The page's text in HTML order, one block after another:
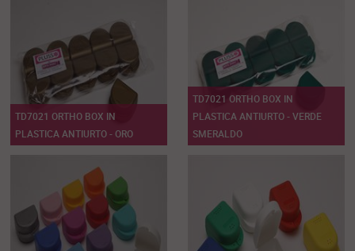
TD7021 ORTHO BOX IN
PLASTICA ANTIURTO - ORO
TD7021 ORTHO BOX IN
PLASTICA ANTIURTO - VERDE
SMERALDO